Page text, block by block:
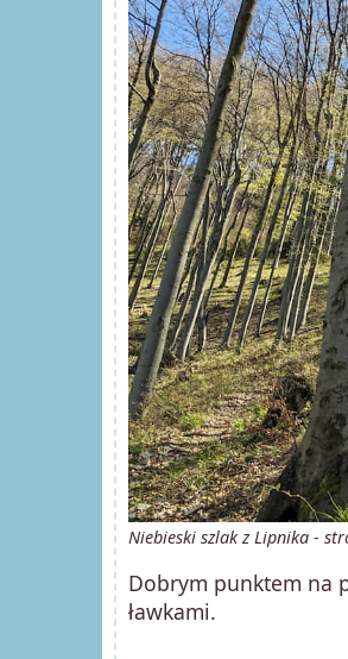
Niebieski szlak z Lipnika -
Dobrym punktem na
ławkami.